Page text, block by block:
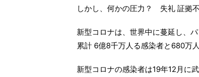
しかし、何かの圧力？ 失礼 証拠
新型コロナは、世界中に蔓延し、
累計 6億8千万人る感染者と680万
新型コロナの感染者は19年12月に